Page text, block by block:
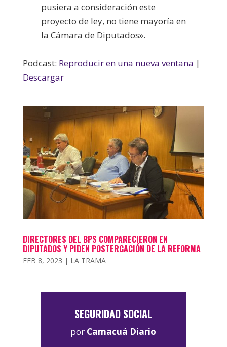
pusiera a consideración este
proyecto de ley, no tiene mayoría en
la Cámara de Diputados».
Podcast: Reproducir en una nueva ventana |
Descargar
DIRECTORES DEL BPS COMPARECIERON EN
DIPUTADOS Y PIDEN POSTERGACIÓN DE LA REFORMA
FEB 8, 2023 | LA TRAMA
SEGURIDAD SOCIAL
por Camacuá Diario